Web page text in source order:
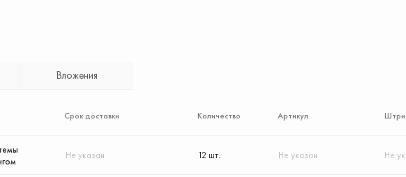
Вложения
Срок доставки Количество Артикул
Не указан 12 шт. Не указан Не